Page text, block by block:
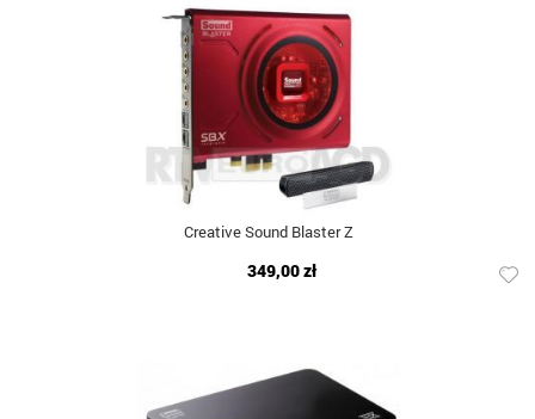
Creative Sound Blaster Z
349,00 zł